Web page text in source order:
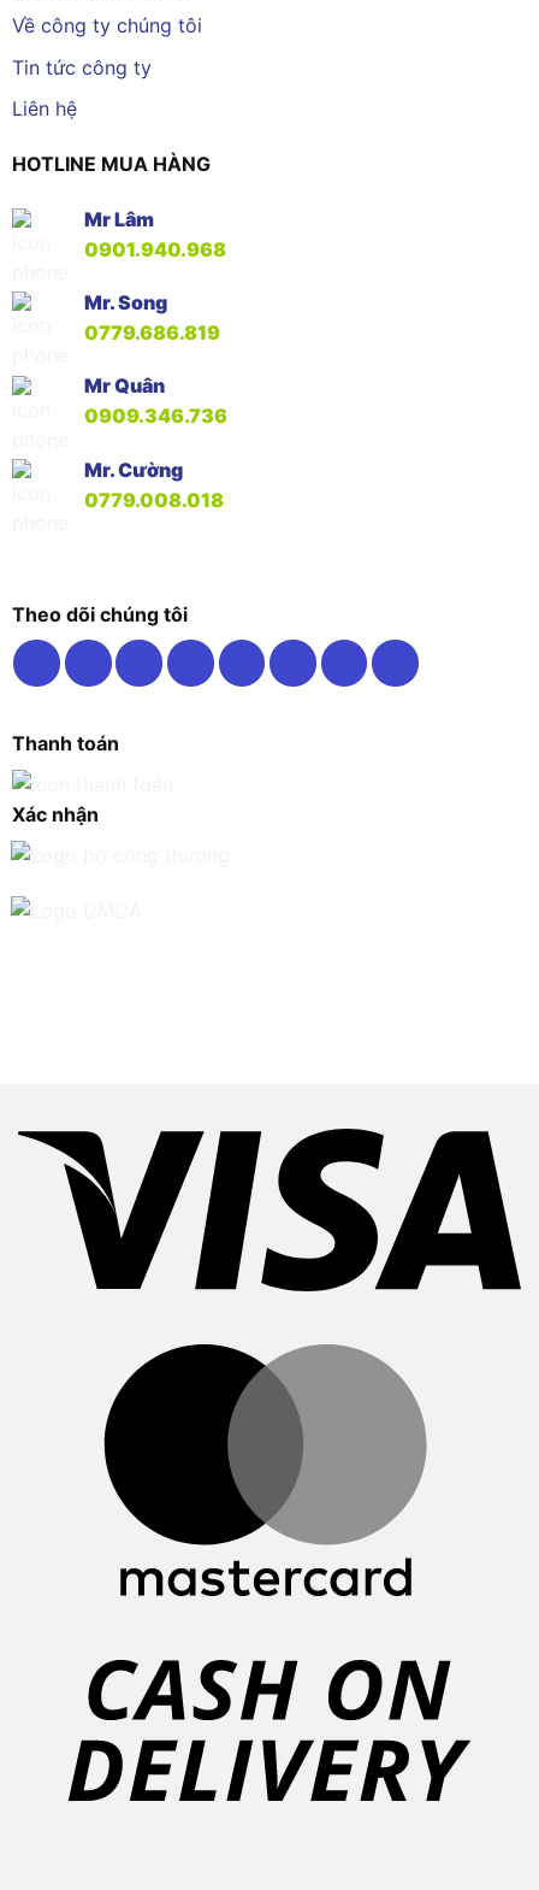
Về công ty chúng tôi
Tin tức công ty
Liên hệ
HOTLINE MUA HÀNG
Mr Lâm
0901.940.968
Mr. Song
0779.686.819
Mr Quân
0909.346.736
Mr. Cường
0779.008.018
Theo dõi chúng tôi
Thanh toán
Xác nhận